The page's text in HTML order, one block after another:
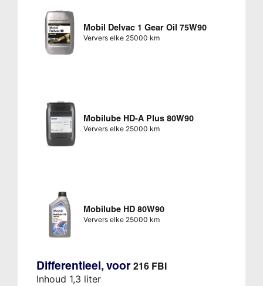
Mobil Delvac 1 Gear Oil 75W90
Ververs elke 25000 km
Mobilube HD-A Plus 80W90
Ververs elke 25000 km
Mobilube HD 80W90
Ververs elke 25000 km
Differentieel, voor 216 FBI
Inhoud 1,3 liter